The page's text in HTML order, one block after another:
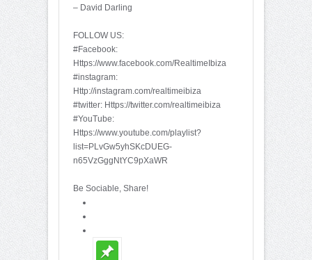
– David Darling
FOLLOW US:
#Facebook:
Https://www.facebook.com/RealtimeIbiza
#instagram:
Http://instagram.com/realtimeibiza
#twitter: Https://twitter.com/realtimeibiza
#YouTube:
Https://www.youtube.com/playlist?
list=PLvGw5yhSKcDUEG-
n65VzGggNtYC9pXaWR
Be Sociable, Share!